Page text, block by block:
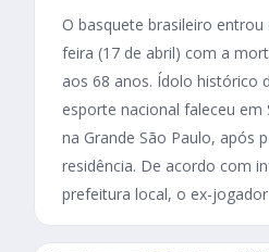
O basquete brasileiro
feira (17 de abril) com a
aos 68 anos. Ídolo histórico
esporte nacional faleceu em
na Grande São Paulo, após
residência. De acordo com
prefeitura local, o ex-